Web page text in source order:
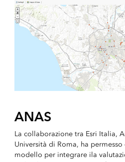
ANAS
La collaborazione tra Esri Italia,
Università di Roma, ha
modello per integrare ila